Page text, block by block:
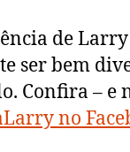
de
ser bem
Confira – e
no